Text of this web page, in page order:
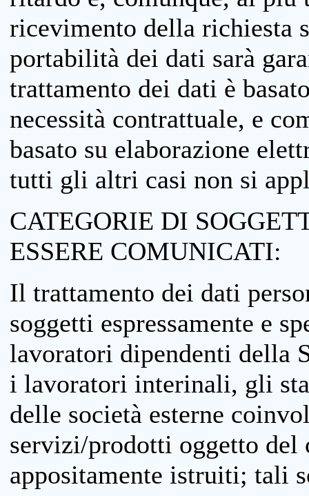
ricevimento della richiesta
portabilità dei dati sarà
trattamento dei dati è
necessità contrattuale, e
basato su elaborazione
tutti gli altri casi non si
CATEGORIE DI
ESSERE COMUNICATI:
Il trattamento dei dati
soggetti espressamente e
lavoratori dipendenti della
i lavoratori interinali, gli
delle società esterne
servizi/prodotti oggetto
appositamente istruiti; tali